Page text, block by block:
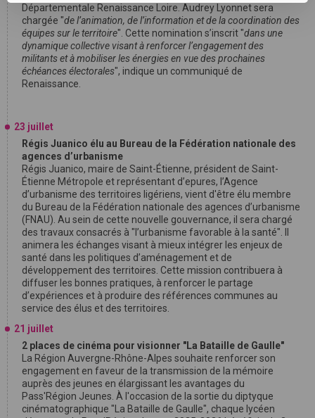
Départementale Renaissance Loire. Audrey Lyonnet sera
chargée "de l’animation, de l’information et de la coordination des
équipes sur le territoire". Cette nomination s’inscrit "dans une
dynamique collective visant à renforcer l’engagement des
militants et à mobiliser les énergies en vue des prochaines
échéances électorales", indique un communiqué de
Renaissance.
23 juillet
Régis Juanico élu au Bureau de la Fédération nationale des
agences d’urbanisme
Régis Juanico, maire de Saint-Étienne, président de Saint-
Étienne Métropole et représentant d’epures, l’Agence
d’urbanisme des territoires ligériens, vient d'être élu membre
du Bureau de la Fédération nationale des agences d’urbanisme
(FNAU). Au sein de cette nouvelle gouvernance, il sera chargé
des travaux consacrés à "l’urbanisme favorable à la santé". Il
animera les échanges visant à mieux intégrer les enjeux de
santé dans les politiques d’aménagement et de
développement des territoires. Cette mission contribuera à
diffuser les bonnes pratiques, à renforcer le partage
d’expériences et à produire des références communes au
service des élus et des territoires.
21 juillet
2 places de cinéma pour visionner "La Bataille de Gaulle"
La Région Auvergne-Rhône-Alpes souhaite renforcer son
engagement en faveur de la transmission de la mémoire
auprès des jeunes en élargissant les avantages du
Pass'Région Jeunes. À l'occasion de la sortie du diptyque
cinématographique "La Bataille de Gaulle", chaque lycéen